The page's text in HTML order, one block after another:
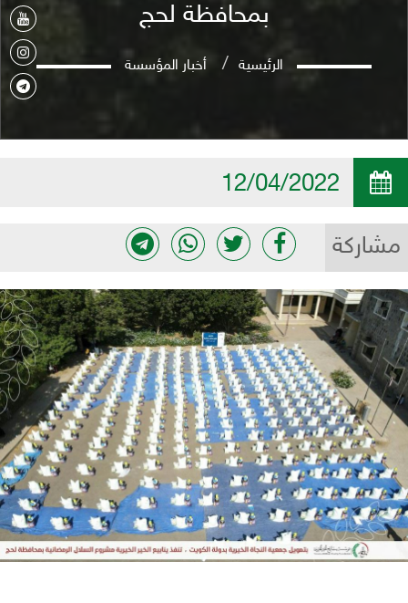
بمحافظة لحج
الرئيسية أخبار المؤسسة
مشاركة